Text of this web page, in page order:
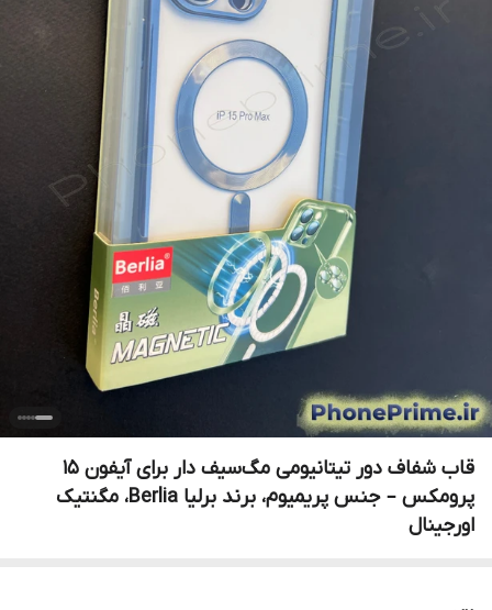
قاب شفاف دور تیتانیومی مگ‌سیف دار برای آیفون 15
پرومکس – جنس پریمیوم، برند برلیا Berlia، مگنتیک
اورجینال